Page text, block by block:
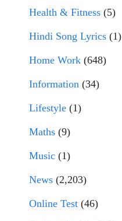
Health & Fitness (5)
Hindi Song Lyrics (1)
Home Work (648)
Information (34)
Lifestyle (1)
Maths (9)
Music (1)
News (2,203)
Online Test (46)